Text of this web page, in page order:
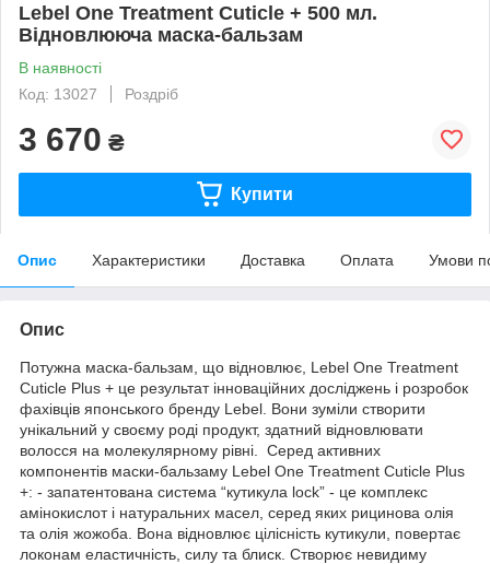
Lebel One Treatment Cuticle + 500 мл.
Відновлююча маска-бальзам
В наявності
Код: 13027
Роздріб
3 670 ₴
Купити
Опис Характеристики Доставка Оплата Умови
Опис
Потужна маска-бальзам, що відновлює, Lebel One Treatment
Cuticle Plus + це результат інноваційних досліджень і розробок
фахівців японського бренду Lebel. Вони зуміли створити
унікальний у своєму роді продукт, здатний відновлювати
волосся на молекулярному рівні. Серед активних
компонентів маски-бальзаму Lebel One Treatment Cuticle Plus
+: - запатентована система “кутикула lock” - це комплекс
амінокислот і натуральних масел, серед яких рицинова олія
та олія жожоба. Вона відновлює цілісність кутикули, повертає
локонам еластичність, силу та блиск. Створює невидиму